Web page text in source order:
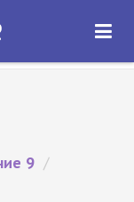
ОТКРЫТЬ
9 /